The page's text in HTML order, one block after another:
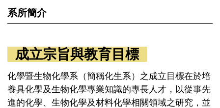
系所簡介
成立宗旨與教育目標
化學暨生物化學系（簡稱化生系）之成立目標在於培
養具化學及生物化學專業知識的專長人才，以從事先
進的化學、生物化學及材料化學相關領域之研究，並